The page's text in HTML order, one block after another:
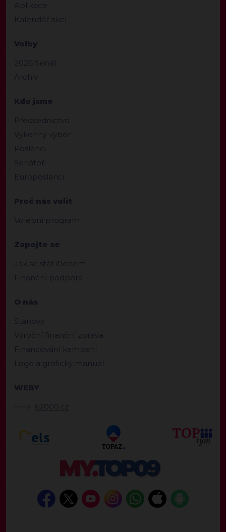
Aplikace
Kalendář akcí
Volby
2026 Senát
Archiv
Kdo jsme
Předsednictvo
Výkonný výbor
Poslanci
Senátoři
Europoslanci
Proč nás volit
Volební program
Zapojte se
Jak se stát členem
Finanční podpora
O nás
Stanovy
Výroční finanční zpráva
Financování kampaní
Logo a grafický manuál
WEBY
62000.cz